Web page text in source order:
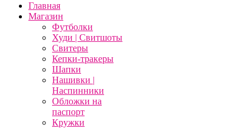
Главная
Магазин
Футболки
Худи | Свитшоты
Свитеры
Кепки-тракеры
Шапки
Нашивки |
Наспинники
Обложки на
паспорт
Кружки